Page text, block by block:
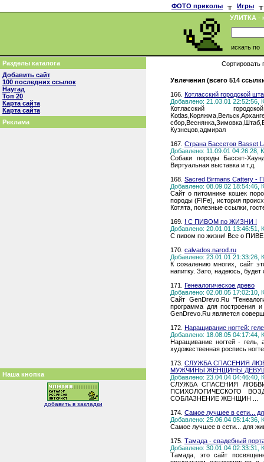
ФОТО приколы ╥ Игры
╥
УЛИТКА -
искать по
Разделы каталога
Добавить сайт
100 последних ссылок
Наугад
Топ 20
Карта сайта
Карта сайта
Реклама
Наша кнопка
добавить в закладки
Сортировать
Увлечения (всего 514
166. Котласский городской
Добавлено: 21.03.01 22:52:56,
Котласский
Кузнецов,адмирал
167. Страна Бассетов Basset
Добавлено: 11.09.01 04:26:28,
Собаки породы Бассет-
Виртуальная выставка и т.д.
168. Sacred Birmans Cattery -
Добавлено: 08.09.02 18:54:46,
Сайт о питомнике кошек
породы (FIFe), история
Котята, полезные ссылки,
169. ! С ПИВОМ по ЖИЗНИ !
Добавлено: 20.01.01 13:46:51,
С пивом по жизни! Все о
170. calvados.narod.ru
Добавлено: 23.01.01 21:33:26,
К сожалению многих, сайт
напитку. Зато, надеюсь, будет
171. Генеалогическое древо
Добавлено: 02.08.05 17:02:10,
Сайт GenDrevo.Ru
программа для построения
GenDrevo.Ru является
172. Наращивание ногтей:
Добавлено: 18.08.05 04:17:44,
Наращивание ногтей - гель,
художественная роспись
173.СЛУЖБА СПАСЕНИЯ
МУЖЧИНЫ ЖЕНЩИНЫ
Добавлено: 23.04.04 04:46:40,
СЛУЖБА СПАСЕНИЯ
ПСИХОЛОГИЧЕСКОГО
СОБЛАЗНЕНИЕ ЖЕНЩИН ...
174. Самое лучшее в сети...
Добавлено: 25.06.04 05:14:36,
Самое лучшее в сети... для
175. Тамада - свадебный
Добавлено: 30.01.04 02:33:31,
Тамада, это сайт